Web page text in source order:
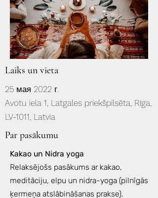
Laiks un vieta
25 мая 2022 г.
Avotu iela 1, Latgales priekšpilsēta, Rīga,
LV-1011, Latvia
Par pasākumu
Kakao un Nidra yoga
Relaksējošs pasākums ar kakao,
meditāciju, elpu un nidra-yoga (pilnīgās
ķermeņa atslābināšanas prakse).